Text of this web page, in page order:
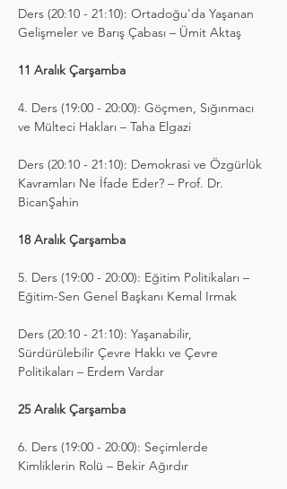
Ders (20:10 - 21:10): Ortadoğu'da Yaşanan
Gelişmeler ve Barış Çabası – Ümit Aktaş
11 Aralık Çarşamba
4. Ders (19:00 - 20:00): Göçmen, Sığınmacı
ve Mülteci Hakları – Taha Elgazi
Ders (20:10 - 21:10): Demokrasi ve Özgürlük
Kavramları Ne İfade Eder? – Prof. Dr.
BicanŞahin
18 Aralık Çarşamba
5. Ders (19:00 - 20:00): Eğitim Politikaları –
Eğitim-Sen Genel Başkanı Kemal Irmak
Ders (20:10 - 21:10): Yaşanabilir,
Sürdürülebilir Çevre Hakkı ve Çevre
Politikaları – Erdem Vardar
25 Aralık Çarşamba
6. Ders (19:00 - 20:00): Seçimlerde
Kimliklerin Rolü – Bekir Ağırdır